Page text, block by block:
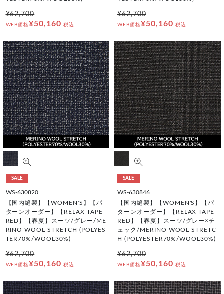
¥62,700
WEB価格¥50,160 税込
¥62,700
WEB価格¥50,160 税込
SALE
WS-630820
【国内縫製】【WOMEN'S】【パ
ターンオーダー】【RELAX TAPE
RED】【春夏】スーツ/グレー/ME
RINO WOOL STRETCH (POLYES
TER70%/WOOL30%)
¥62,700
WEB価格¥50,160 税込
SALE
WS-630846
【国内縫製】【WOMEN'S】【パ
ターンオーダー】【RELAX TAPE
RED】【春夏】スーツ/グレー×チ
ェック/MERINO WOOL STRETC
H (POLYESTER70%/WOOL30%)
¥62,700
WEB価格¥50,160 税込